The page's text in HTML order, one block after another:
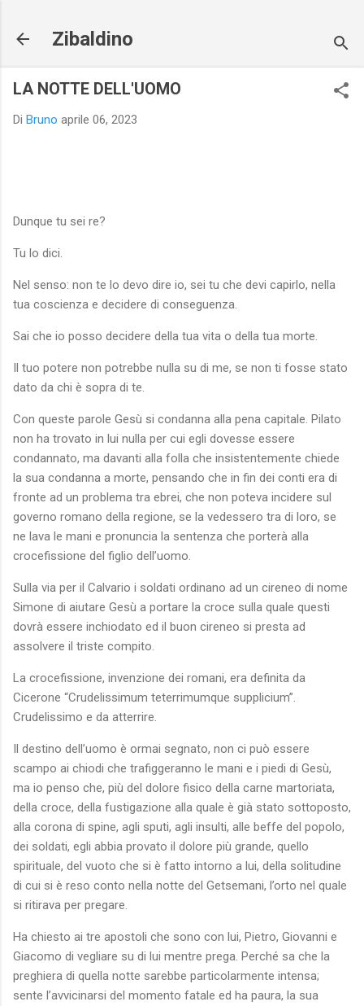
Zibaldino
LA NOTTE DELL'UOMO
Di Bruno aprile 06, 2023
Dunque tu sei re?
Tu lo dici.
Nel senso: non te lo devo dire io, sei tu che devi capirlo, nella
tua coscienza e decidere di conseguenza.
Sai che io posso decidere della tua vita o della tua morte.
Il tuo potere non potrebbe nulla su di me, se non ti fosse stato
dato da chi è sopra di te.
Con queste parole Gesù si condanna alla pena capitale. Pilato
non ha trovato in lui nulla per cui egli dovesse essere
condannato, ma davanti alla folla che insistentemente chiede
la sua condanna a morte, pensando che in fin dei conti era di
fronte ad un problema tra ebrei, che non poteva incidere sul
governo romano della regione, se la vedessero tra di loro, se
ne lava le mani e pronuncia la sentenza che porterà alla
crocefissione del figlio dell’uomo.
Sulla via per il Calvario i soldati ordinano ad un cireneo di nome
Simone di aiutare Gesù a portare la croce sulla quale questi
dovrà essere inchiodato ed il buon cireneo si presta ad
assolvere il triste compito.
La crocefissione, invenzione dei romani, era definita da
Cicerone “Crudelissimum teterrimumque supplicium”.
Crudelissimo e da atterrire.
Il destino dell’uomo è ormai segnato, non ci può essere
scampo ai chiodi che trafiggeranno le mani e i piedi di Gesù,
ma io penso che, più del dolore fisico della carne martoriata,
della croce, della fustigazione alla quale è già stato sottoposto,
alla corona di spine, agli sputi, agli insulti, alle beffe del popolo,
dei soldati, egli abbia provato il dolore più grande, quello
spirituale, del vuoto che si è fatto intorno a lui, della solitudine
di cui si è reso conto nella notte del Getsemani, l’orto nel quale
si ritirava per pregare.
Ha chiesto ai tre apostoli che sono con lui, Pietro, Giovanni e
Giacomo di vegliare su di lui mentre prega. Perché sa che la
preghiera di quella notte sarebbe particolarmente intensa;
sente l’avvicinarsi del momento fatale ed ha paura, la sua